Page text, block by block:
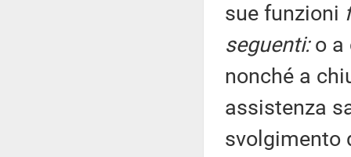
sue funzioni
seguenti:o a
nonché a
assistenza
svolgimento